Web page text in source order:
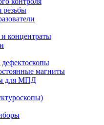
резьбы
концентраты
магниты
для МПД